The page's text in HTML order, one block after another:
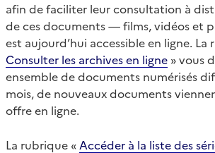
afin de faciliter leur consultation à
de ces documents — films, vidéos et
est aujourd’hui accessible en ligne. La
Consulter les archives en ligne » vous
ensemble de documents numérisés
mois, de nouveaux documents
offre en ligne.
La rubrique « Accéder à la liste des